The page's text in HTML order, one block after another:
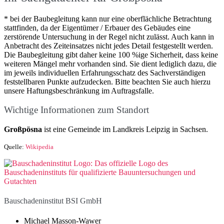
* bei der Baubegleitung kann nur eine oberflächliche Betrachtung
stattfinden, da der Eigentümer / Erbauer des Gebäudes eine
zerstörende Untersuchung in der Regel nicht zulässt. Auch kann in
Anbetracht des Zeiteinsatzes nicht jedes Detail festgestellt werden.
Die Baubegleitung gibt daher keine 100 %ige Sicherheit, dass keine
weiteren Mängel mehr vorhanden sind. Sie dient lediglich dazu, die
im jeweils individuellen Erfahrungsschatz des Sachverständigen
feststellbaren Punkte aufzudecken. Bitte beachten Sie auch hierzu
unsere Haftungsbeschränkung im Auftragsfalle.
Wichtige Informationen zum Standort
Großpösna ist eine Gemeinde im Landkreis Leipzig in Sachsen.
Quelle: Wikipedia
Bauschadeninstitut BSI GmbH
Michael Masson-Wawer